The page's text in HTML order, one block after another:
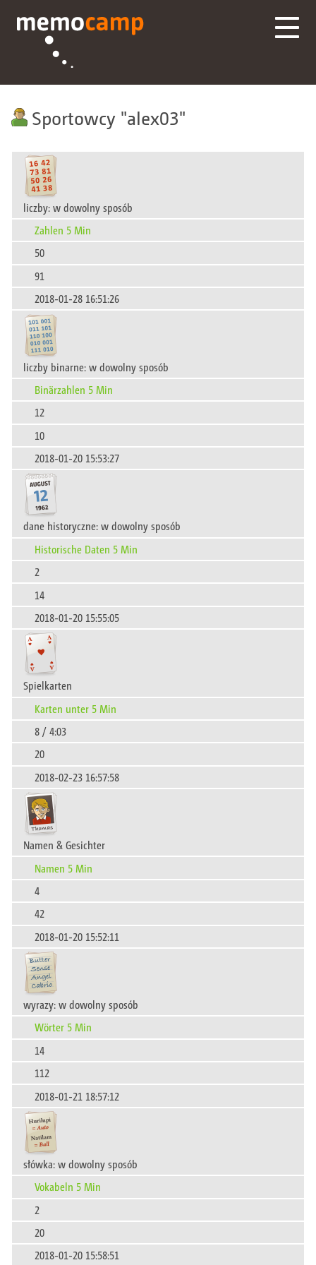
Sportowcy alex03
liczby: w dowolny sposób
Zahlen 5 Min
50
91
2018-01-28 16:51:26
liczby binarne: w dowolny sposób
Binärzahlen 5 Min
12
10
2018-01-20 15:53:27
dane historyczne: w dowolny sposób
Historische Daten 5 Min
2
14
2018-01-20 15:55:05
Spielkarten
Karten unter 5 Min
8 / 4:03
20
2018-02-23 16:57:58
Namen & Gesichter
Namen 5 Min
4
42
2018-01-20 15:52:11
wyrazy: w dowolny sposób
Wörter 5 Min
14
112
2018-01-21 18:57:12
słówka: w dowolny sposób
Vokabeln 5 Min
2
20
2018-01-20 15:58:51